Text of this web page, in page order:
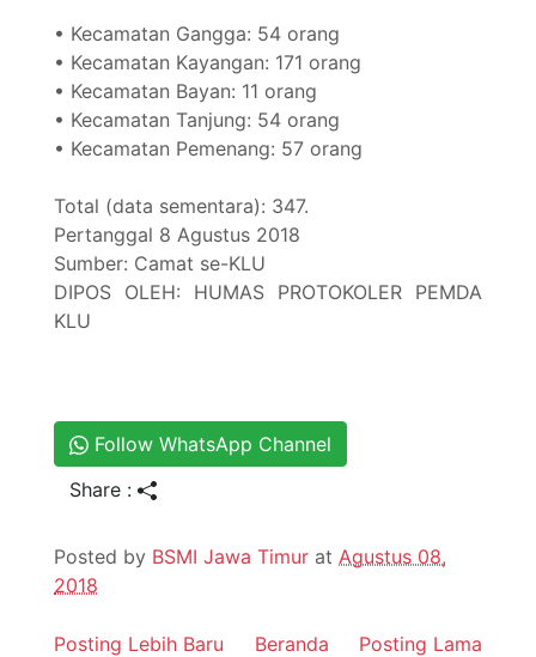
• Kecamatan Gangga: 54 orang
• Kecamatan Kayangan: 171 orang
• Kecamatan Bayan: 11 orang
• Kecamatan Tanjung: 54 orang
• Kecamatan Pemenang: 57 orang
Total (data sementara): 347.
Pertanggal 8 Agustus 2018
Sumber: Camat se-KLU
DIPOS OLEH: HUMAS PROTOKOLER PEMDA
KLU
Follow WhatsApp Channel
Share :
Posted by BSMI Jawa Timur at Agustus 08,
2018
Posting Lebih Baru Posting Lama
Beranda